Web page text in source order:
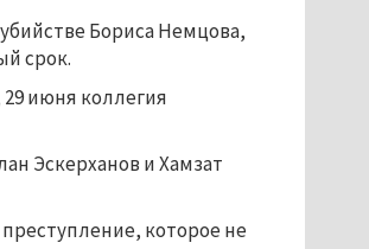
Бориса Немцова,
срок.
июня коллегия
Эскерханов и Хамзат
которое не